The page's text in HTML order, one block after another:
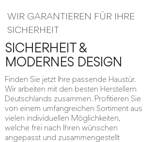
WIR GARANTIEREN FÜR IHRE
SICHERHEIT
SICHERHEIT &
MODERNES DESIGN
Finden Sie jetzt Ihre passende Haustür.
Wir arbeiten mit den besten Herstellern
Deutschlands zusammen. Profitieren Sie
von einem umfangreichen Sortiment aus
vielen individuellen Möglichkeiten,
welche frei nach Ihren wünschen
angepasst und zusammengestellt